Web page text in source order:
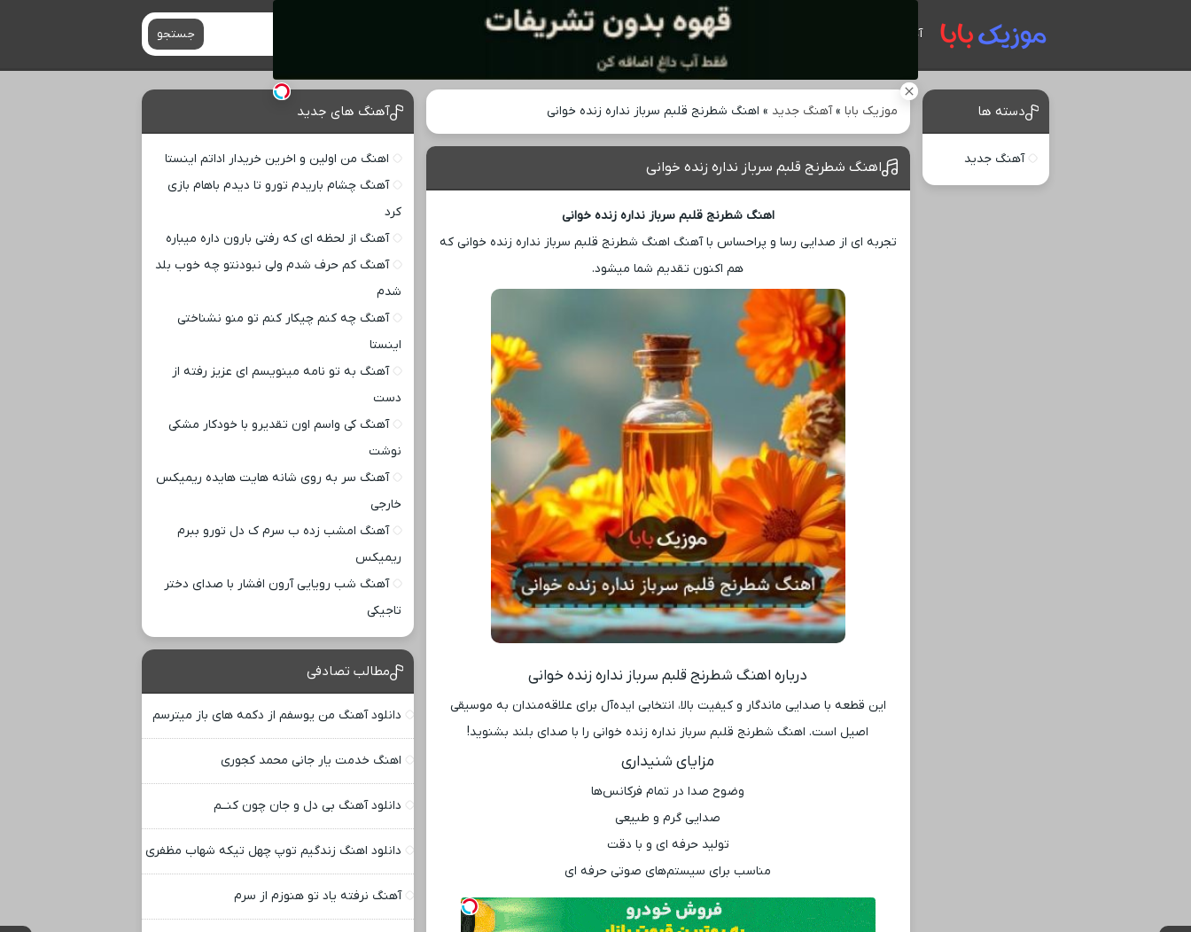
آهنگ های جدید جستجو
موزیک بابا »آهنگ جدید » اهنگ شطرنج قلبم سرباز نداره زنده خوانی
اهنگ شطرنج قلبم سرباز نداره زنده خوانی
اهنگ شطرنج قلبم سرباز نداره زنده خوانی
تجربه ‌ای از صدایی رسا و پراحساس با آهنگ اهنگ شطرنج قلبم سرباز نداره زنده خوانی که
هم اکنون تقدیم شما میشود.
درباره اهنگ شطرنج قلبم سرباز نداره زنده خوانی
این قطعه با صدایی ماندگار و کیفیت بالا، انتخابی ایده‌آل برای علاقه‌مندان به موسیقی
اصیل است. اهنگ شطرنج قلبم سرباز نداره زنده خوانی را با صدای بلند بشنوید!
مزایای شنیداری
وضوح صدا در تمام فرکانس‌ها
صدایی گرم و طبیعی
تولید حرفه ‌ای و با دقت
مناسب برای سیستم‌های صوتی حرفه ‌ای
دسته ها
آهنگ جدید
آهنگ های جدید
اهنگ من اولین و اخرین خریدار اداتم اینستا
آهنگ چشام باریدم تورو تا دیدم باهام بازی
کرد
آهنگ از لحظه ای که رفتی بارون داره میباره
آهنگ کم حرف شدم ولی نبودنتو چه خوب بلد
شدم
آهنگ چه کنم چیکار کنم تو منو نشناختی
اینستا
آهنگ به تو نامه مینویسم ای عزیز رفته از
دست
آهنگ کی واسم اون تقدیرو با خودکار مشکی
نوشت
آهنگ سر به روی شانه هایت هایده ریمیکس
خارجی
آهنگ امشب زده ب سرم ک دل تورو ببرم
ریمیکس
آهنگ شب رویایی آرون افشار با صدای دختر
تاجیکی
مطالب تصادفی
دانلود آهنگ من یوسفم از دکمه های باز میترسم
اهنگ خدمت یار جانی محمد کجوری
دانلود آهنگ بی دل و جان چون کنــم
دانلود اهنگ زندگیم توپ چهل تیکه شهاب مظفری
آهنگ نرفته یاد تو هنوزم از سرم